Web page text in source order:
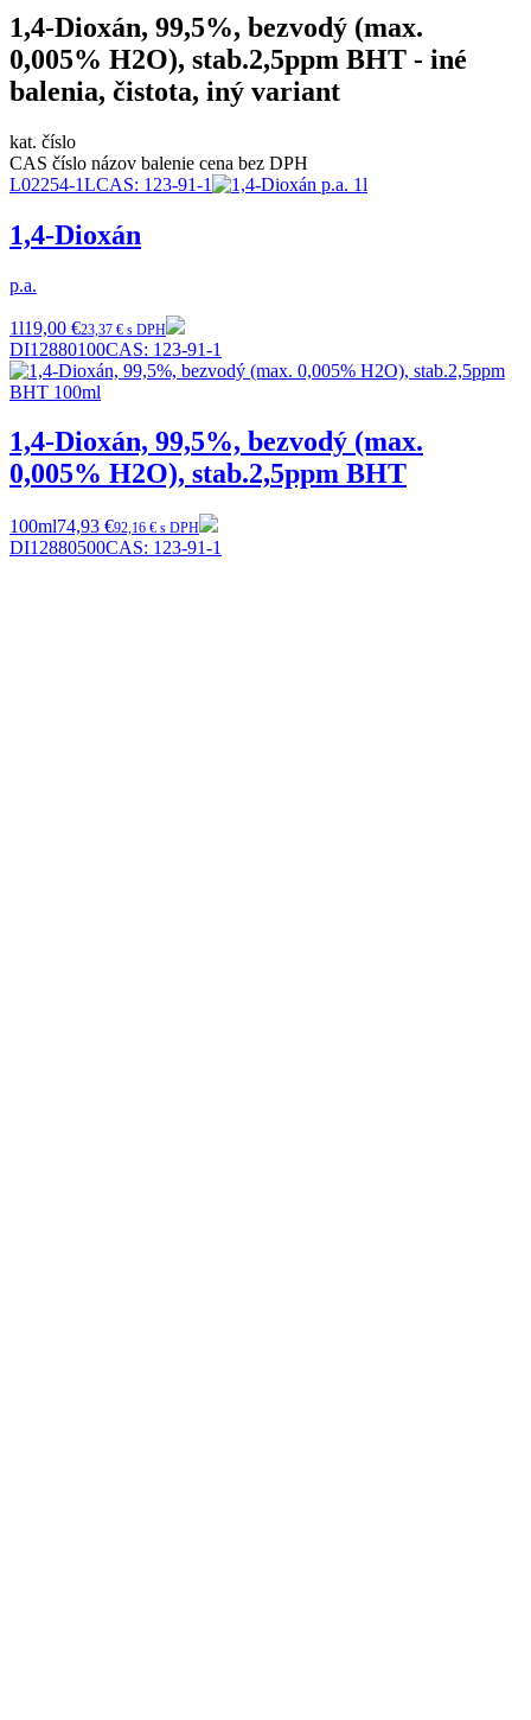
1,4-Dioxán, 99,5%, bezvodý (max.
0,005% H2O), stab.2,5ppm BHT - iné
balenia, čistota, iný variant
kat. číslo
CAS číslo názov balenie cena bez DPH
L02254-1LCAS: 123-91-1
1,4-Dioxán
p.a.
1l19,00 €23,37 € s DPH
DI12880100CAS: 123-91-1
1,4-Dioxán, 99,5%, bezvodý (max.
0,005% H2O), stab.2,5ppm BHT
100ml74,93 €92,16 € s DPH
DI12880500CAS: 123-91-1